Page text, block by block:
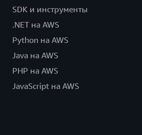
SDK и инструменты
.NET на AWS
Python на AWS
Java на AWS
PHP на AWS
JavaScript на AWS